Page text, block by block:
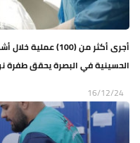
أجرى أكثر من (100)
الحسينية في البصرة يحقق طفرة
16/12/24